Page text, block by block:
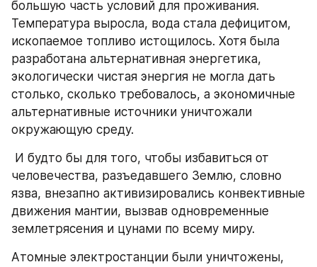
большую часть условий для проживания.
Температура выросла, вода стала дефицитом,
ископаемое топливо истощилось. Хотя была
разработана альтернативная энергетика,
экологически чистая энергия не могла дать
столько, сколько требовалось, а экономичные
альтернативные источники уничтожали
окружающую среду.
человечества, разъедавшего Землю, словно
язва, внезапно активизировались конвективные
движения мантии, вызвав одновременные
землетрясения и цунами по всему миру.
Атомные электростанции были уничтожены,